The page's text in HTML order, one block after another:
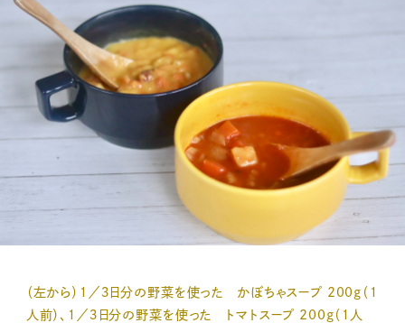
（左から）１／３日分の野菜を使った かぼちゃスープ 200ｇ（１
人前）、１／３日分の野菜を使った トマトスープ 200ｇ（１人